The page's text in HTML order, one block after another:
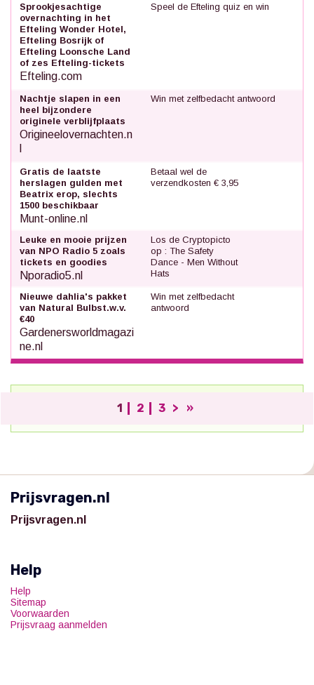
Sprookjesachtige
overnachting in het
Efteling Wonder Hotel,
Efteling Bosrijk of
Efteling Loonsche Land
of zes Efteling-tickets
Efteling.com
Speel de Efteling quiz en win
Nachtje slapen in een
heel bijzondere
originele verblijfplaats
Origineelovernachten.n
Win met zelfbedacht antwoord
Gratis de laatste
herslagen gulden met
Beatrix erop, slechts
1500 beschikbaar
Munt-online.nl
Betaal wel de
verzendkosten € 3,95
Leuke en mooie prijzen
van NPO Radio 5 zoals
tickets en goodies
Nporadio5.nl
Los de Cryptopicto
op : The Safety
Dance - Men Without
Hats
Nieuwe dahlia's pakket
van Natural Bulbst.w.v.
€40
Gardenersworldmagazi
ne.nl
Win met zelfbedacht
antwoord
1 2 3 > »
Prijsvragen.nl
Prijsvragen.nl
Help
Help
Sitemap
Voorwaarden
Prijsvraag aanmelden